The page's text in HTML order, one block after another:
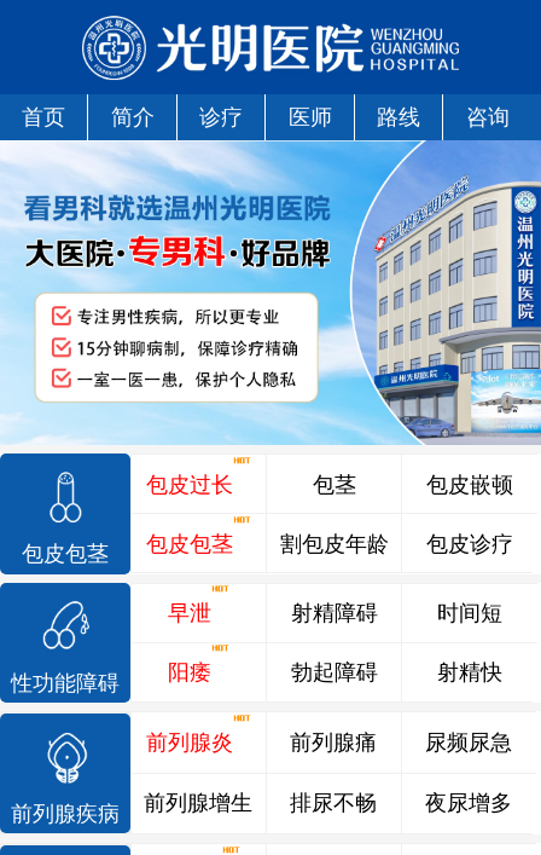
首页 简介 诊疗 医师 路线 咨询
包皮包茎
包皮过长
包皮包茎
包茎
割包皮年龄
包皮嵌顿
包皮诊疗
性功能障碍
早泄
阳痿
射精障碍
勃起障碍
时间短
射精快
前列腺疾病
前列腺炎 前列腺痛 尿频尿急
前列腺增生 排尿不畅 夜尿增多